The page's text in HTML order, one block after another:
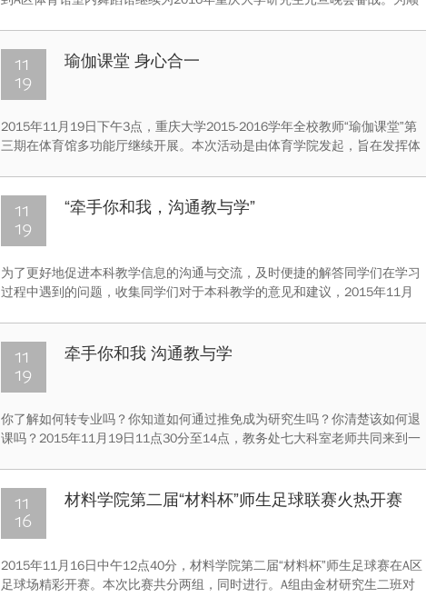
排练
11
19
瑜伽课堂 身心合一
2015年11月19日下午3点，重庆大学2015-2016学年全校教师“瑜伽课堂”第
三期在体育馆多功能厅继续开展。本次活动是由体育学院发起，旨在发挥体
11
19
“牵手你和我，沟通教与学”
为了更好地促进本科教学信息的沟通与交流，及时便捷的解答同学们在学习
过程中遇到的问题，收集同学们对于本科教学的意见和建议，2015年11月
11
19
牵手你和我 沟通教与学
你了解如何转专业吗？你知道如何通过推免成为研究生吗？你清楚该如何退
课吗？2015年11月19日11点30分至14点，教务处七大科室老师共同来到一
信息中心主办。
11
16
材料学院第二届“材料杯”师生足球联赛火热开赛
2015年11月16日中午12点40分，材料学院第二届“材料杯”师生足球赛在A区
足球场精彩开赛。本次比赛共分两组，同时进行。A组由金材研究生二班对